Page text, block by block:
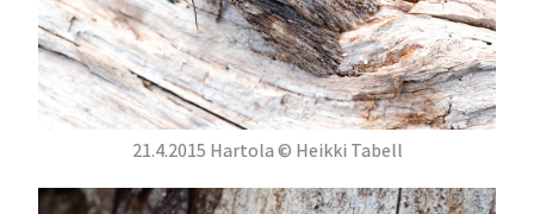
21.4.2015 Hartola © Heikki Tabell